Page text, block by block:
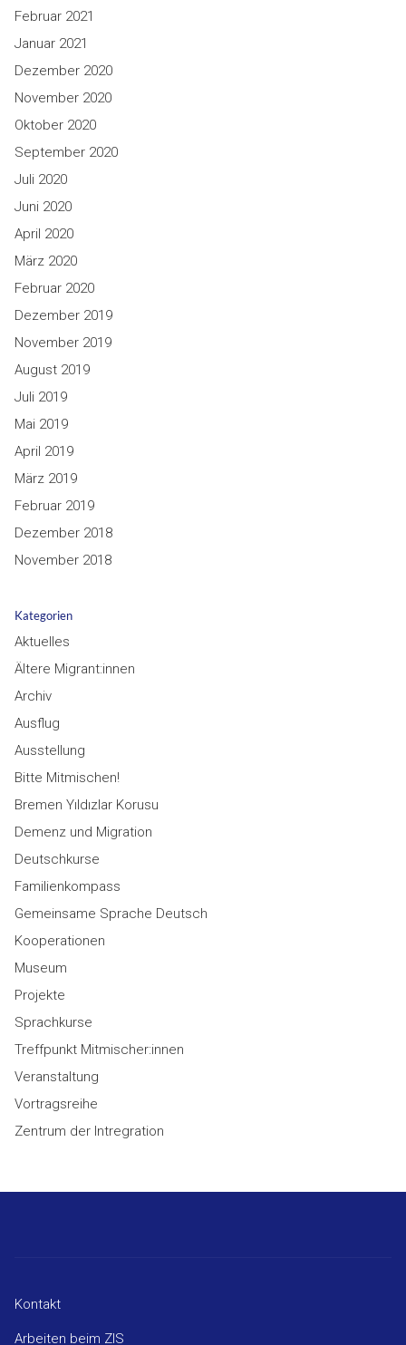
Februar 2021
Januar 2021
Dezember 2020
November 2020
Oktober 2020
September 2020
Juli 2020
Juni 2020
April 2020
März 2020
Februar 2020
Dezember 2019
November 2019
August 2019
Juli 2019
Mai 2019
April 2019
März 2019
Februar 2019
Dezember 2018
November 2018
Kategorien
Aktuelles
Ältere Migrant:innen
Archiv
Ausflug
Ausstellung
Bitte Mitmischen!
Bremen Yıldızlar Korusu
Demenz und Migration
Deutschkurse
Familienkompass
Gemeinsame Sprache Deutsch
Kooperationen
Museum
Projekte
Sprachkurse
Treffpunkt Mitmischer:innen
Veranstaltung
Vortragsreihe
Zentrum der Intregration
Kontakt
Arbeiten beim ZIS